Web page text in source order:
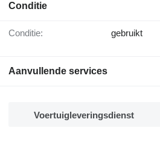
Conditie
Conditie: gebruikt
Aanvullende services
Voertuigleveringsdienst